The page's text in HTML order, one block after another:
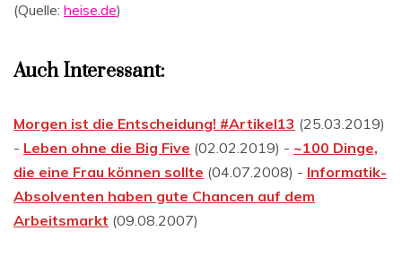
(Quelle: heise.de)
Auch Interessant:
Morgen ist die Entscheidung! #Artikel13 (25.03.2019)
- Leben ohne die Big Five (02.02.2019) - ~100 Dinge,
die eine Frau können sollte (04.07.2008) - Informatik-
Absolventen haben gute Chancen auf dem
Arbeitsmarkt (09.08.2007)